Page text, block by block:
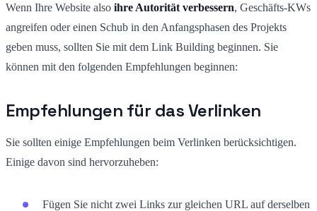
Wenn Ihre Website also ihre Autorität verbessern, Geschäfts-KWs
angreifen oder einen Schub in den Anfangsphasen des Projekts
geben muss, sollten Sie mit dem Link Building beginnen. Sie
können mit den folgenden Empfehlungen beginnen:
Empfehlungen für das Verlinken
Sie sollten einige Empfehlungen beim Verlinken berücksichtigen.
Einige davon sind hervorzuheben:
Fügen Sie nicht zwei Links zur gleichen URL auf derselben